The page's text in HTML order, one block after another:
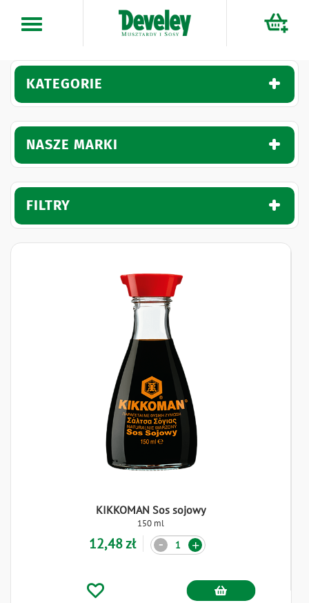
KATEGORIE
NASZE MARKI
FILTRY
KIKKOMAN Sos sojowy
150 ml
12,48 zł Ilość +
-